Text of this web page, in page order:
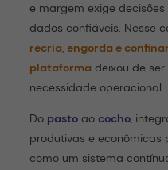
e margem exige
dados confiáveis. Nesse
recria, engorda e
plataforma deixou de
necessidade operacional.
Do pasto ao cocho,
produtivas e econômicas
como um sistema